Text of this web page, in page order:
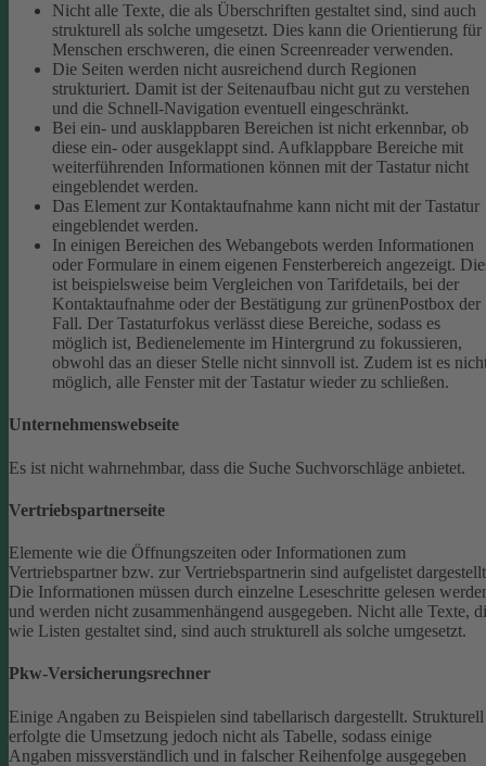
Nicht alle Texte, die als Überschriften gestaltet sind, sind auch
strukturell als solche umgesetzt. Dies kann die Orientierung für
Menschen erschweren, die einen Screenreader verwenden.
Die Seiten werden nicht ausreichend durch Regionen
strukturiert. Damit ist der Seitenaufbau nicht gut zu verstehen
und die Schnell-Navigation eventuell eingeschränkt.
Bei ein- und ausklappbaren Bereichen ist nicht erkennbar, ob
diese ein- oder ausgeklappt sind. Aufklappbare Bereiche mit
weiterführenden Informationen können mit der Tastatur nicht
eingeblendet werden.
Das Element zur Kontaktaufnahme kann nicht mit der Tastatur
eingeblendet werden.
In einigen Bereichen des Webangebots werden Informationen
oder Formulare in einem eigenen Fensterbereich angezeigt.
ist beispielsweise beim Vergleichen von Tarifdetails, bei der
Kontaktaufnahme oder der Bestätigung zur grünenPostbox der
Fall. Der Tastaturfokus verlässt diese Bereiche, sodass es
möglich ist, Bedienelemente im Hintergrund zu fokussieren,
obwohl das an dieser Stelle nicht sinnvoll ist. Zudem ist es
möglich, alle Fenster mit der Tastatur wieder zu schließen.
Unternehmenswebseite
Es ist nicht wahrnehmbar, dass die Suche Suchvorschläge anbietet.
Vertriebspartnerseite
Elemente wie die Öffnungszeiten oder Informationen zum
Vertriebspartner bzw. zur Vertriebspartnerin sind aufgelistet
Die Informationen müssen durch einzelne Leseschritte gelesen
und werden nicht zusammenhängend ausgegeben. Nicht alle Texte,
wie Listen gestaltet sind, sind auch strukturell als solche umgesetzt.
Pkw-Versicherungsrechner
Einige Angaben zu Beispielen sind tabellarisch dargestellt. Strukturell
erfolgte die Umsetzung jedoch nicht als Tabelle, sodass einige
Angaben missverständlich und in falscher Reihenfolge ausgegeben